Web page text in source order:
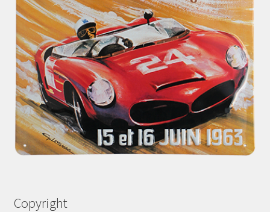
Copyright